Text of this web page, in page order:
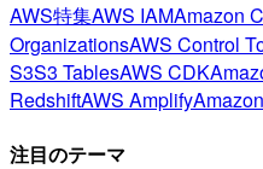
AWS特集AWS IAMAmazon
OrganizationsAWS Control
S3S3 TablesAWS CDK
RedshiftAWS Amplify
注目のテーマ